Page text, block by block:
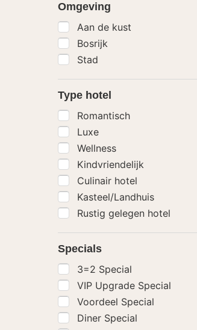
Omgeving
Aan de kust
Bosrijk
Stad
Type hotel
Romantisch
Luxe
Wellness
Kindvriendelijk
Culinair hotel
Kasteel/Landhuis
Rustig gelegen hotel
Specials
3=2 Special
VIP Upgrade Special
Voordeel Special
Diner Special